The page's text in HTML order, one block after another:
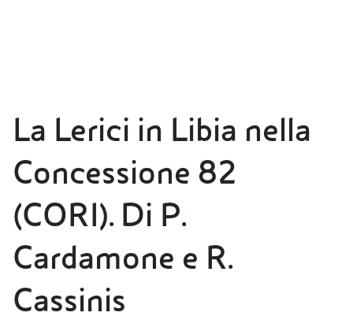
La Lerici in Libia nella
Concessione 82
(CORI). Di P.
Cardamone e R.
Cassinis